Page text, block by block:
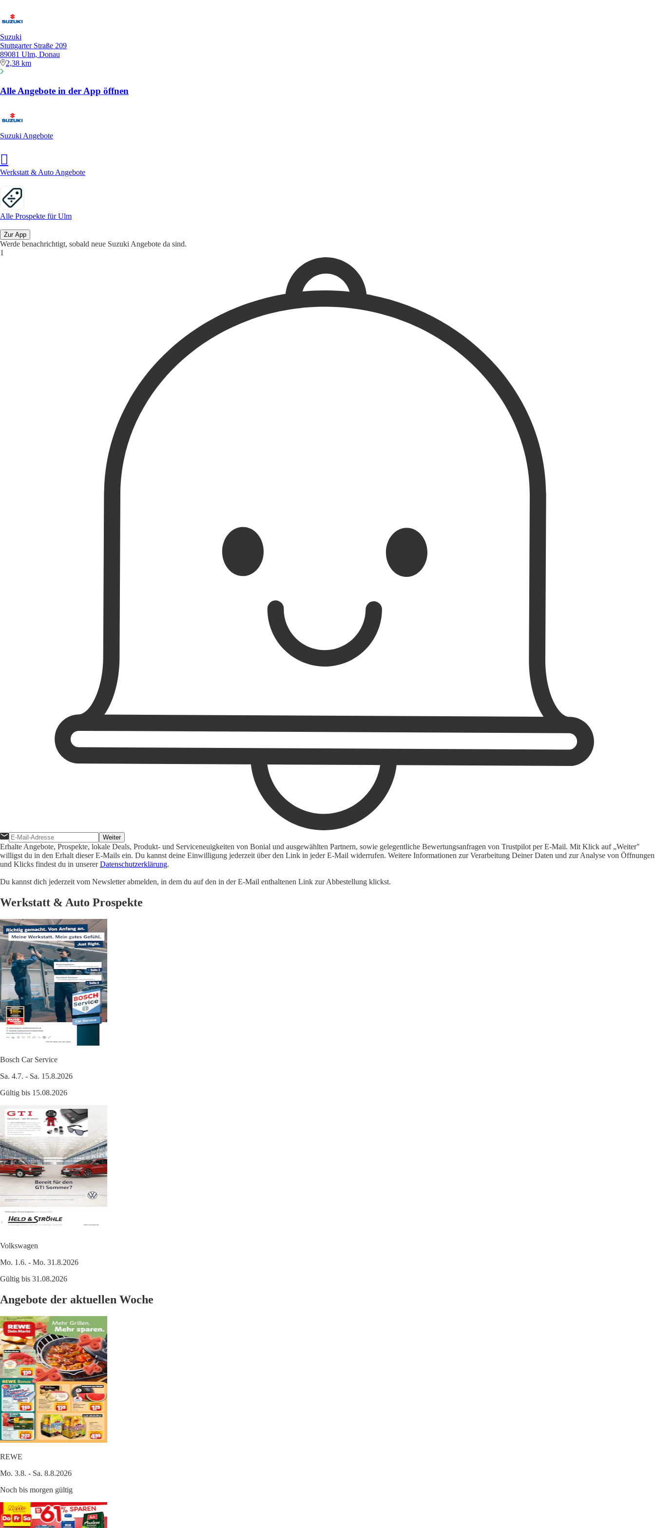
Suzuki
Stuttgarter Straße 209
89081 Ulm, Donau
2,38 km
Alle Angebote in der App öffnen
Suzuki Angebote
Werkstatt & Auto Angebote
Alle Prospekte für Ulm
Zur App
Werde benachrichtigt, sobald neue Suzuki Angebote da sind.
Weiter
Erhalte Angebote, Prospekte, lokale Deals, Produkt- und Serviceneuigkeiten von Bonial und ausgewählten Partnern, sowie gelegentliche Bewertungsanfragen von Trustpilot per E-Mail. Mit Klick auf „Weiter"
willigst du in den Erhalt dieser E-Mails ein. Du kannst deine Einwilligung jederzeit über den Link in jeder E-Mail widerrufen. Weitere Informationen zur Verarbeitung Deiner Daten und zur Analyse von Öffnungen
und Klicks findest du in unsererDatenschutzerklärung.
Du kannst dich jederzeit vom Newsletter abmelden, in dem du auf den in der E-Mail enthaltenen Link zur Abbestellung klickst.
Werkstatt & Auto Prospekte
Bosch Car Service
Sa. 4.7. - Sa. 15.8.2026
Gültig bis 15.08.2026
Volkswagen
Mo. 1.6. - Mo. 31.8.2026
Gültig bis 31.08.2026
Angebote der aktuellen Woche
REWE
Mo. 3.8. - Sa. 8.8.2026
Noch bis morgen gültig